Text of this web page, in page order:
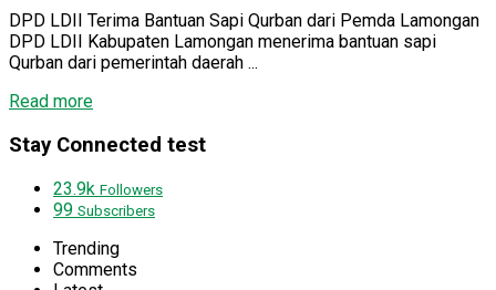
DPD LDII Terima Bantuan Sapi Qurban dari Pemda Lamongan
DPD LDII Kabupaten Lamongan menerima bantuan sapi
Qurban dari pemerintah daerah ...
Read more
Stay Connected test
23.9k Followers
99 Subscribers
Trending
Comments